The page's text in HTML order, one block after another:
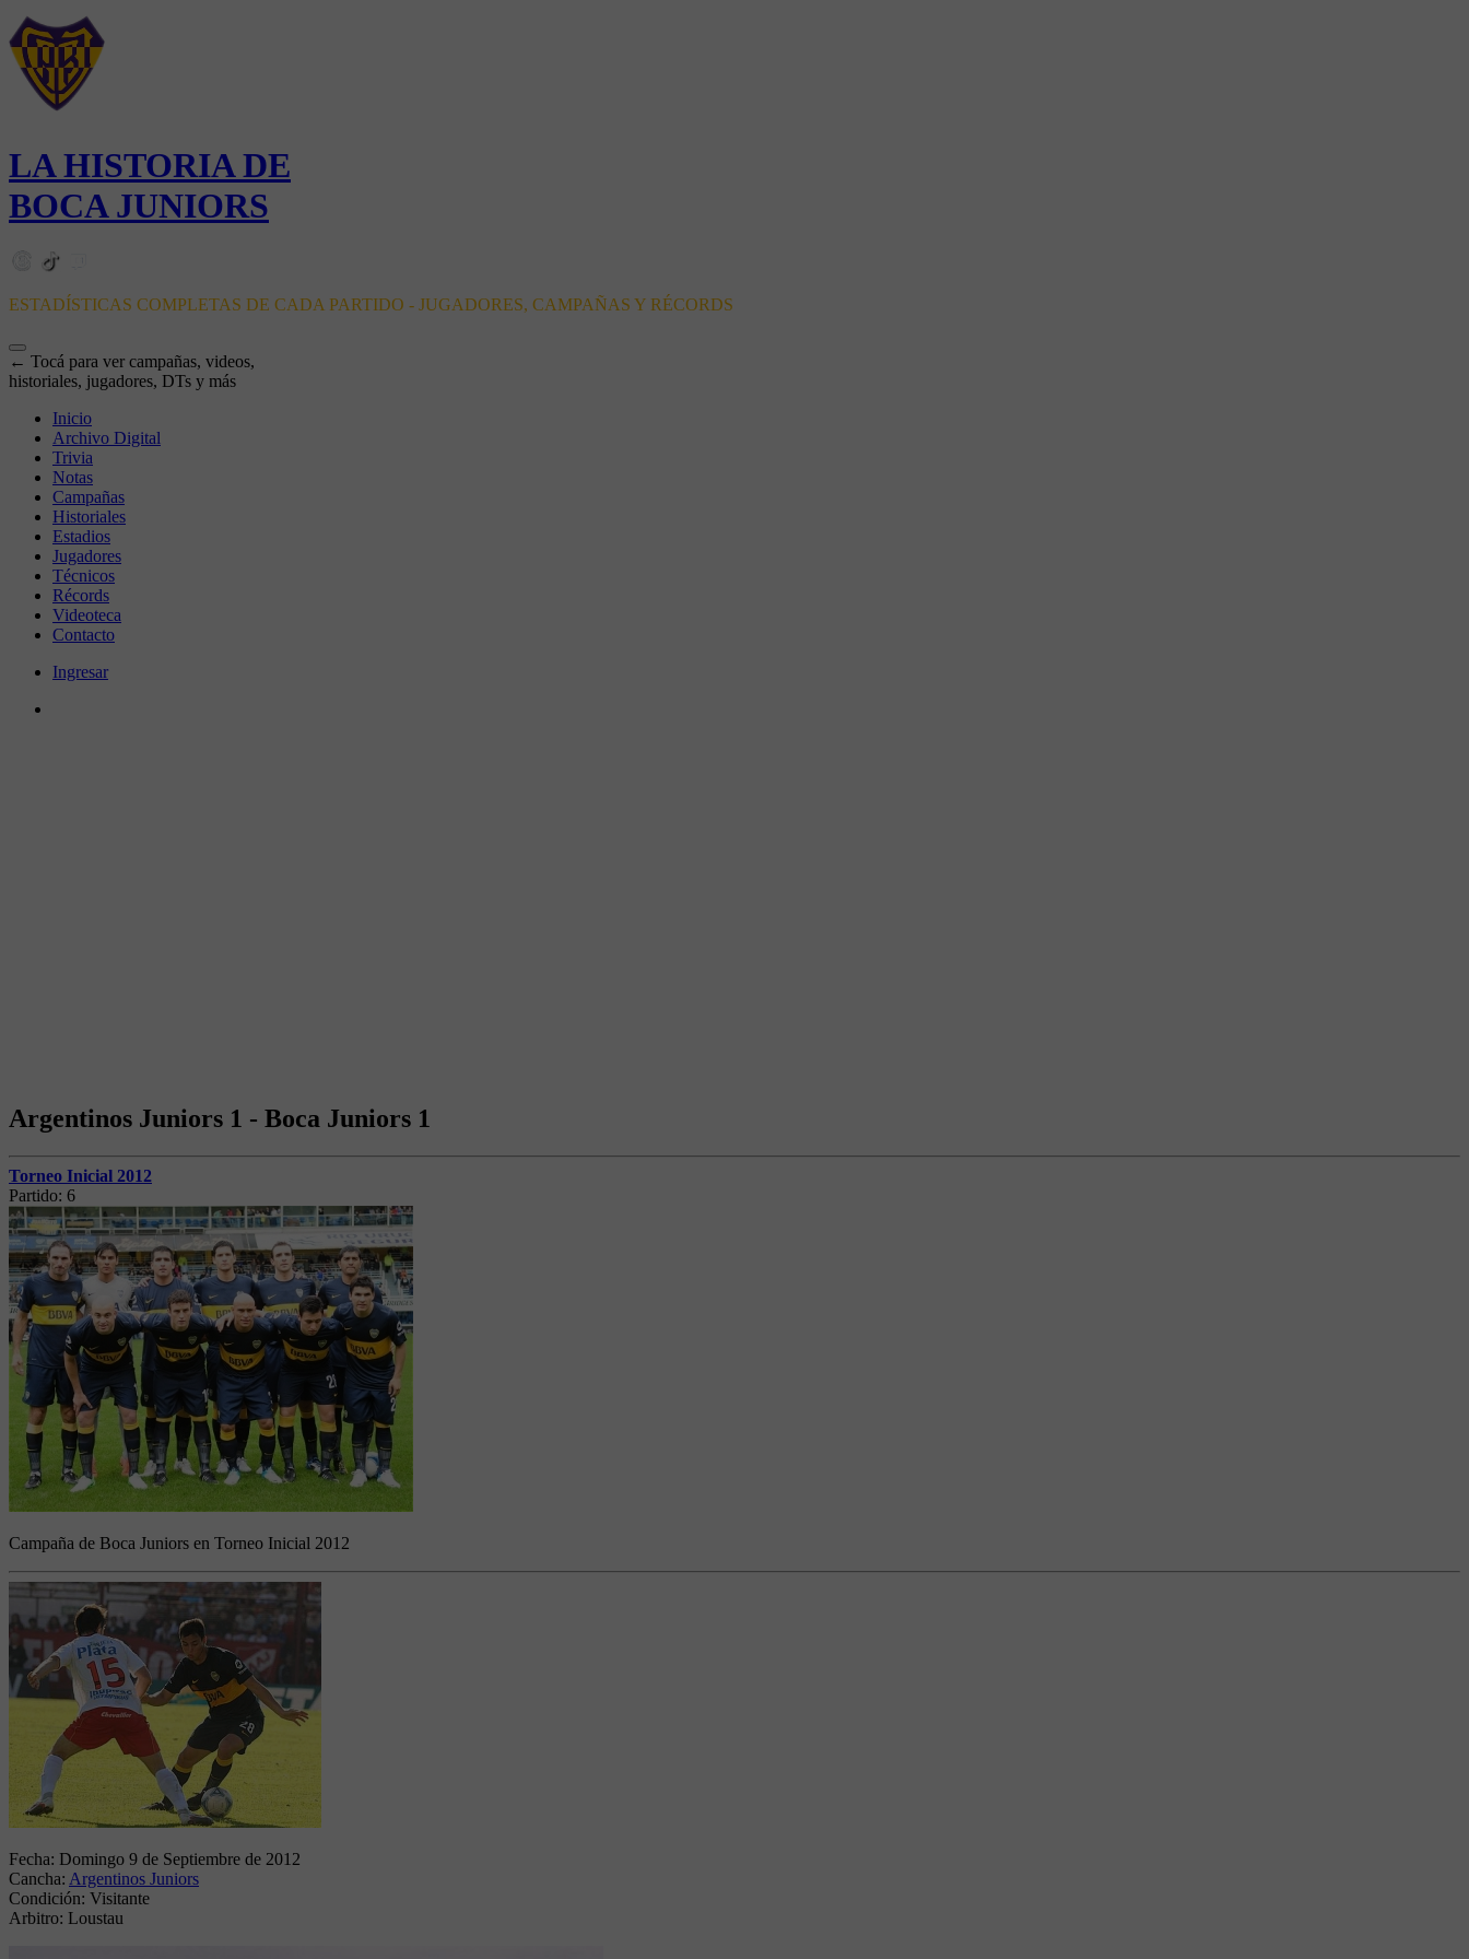
LA HISTORIA DE
BOCA JUNIORS
ESTADÍSTICAS COMPLETAS DE CADA PARTIDO - JUGADORES, CAMPAÑAS Y RÉCORDS
← Tocá para ver campañas, videos,
historiales, jugadores, DTs y más
Inicio
Archivo Digital
Trivia
Notas
Campañas
Historiales
Estadios
Jugadores
Técnicos
Récords
Videoteca
Contacto
Ingresar
Argentinos Juniors 1 - Boca Juniors 1
Torneo Inicial 2012
Partido: 6
Campaña de Boca Juniors en Torneo Inicial 2012
Fecha: Domingo 9 de Septiembre de 2012
Cancha: Argentinos Juniors
Condición: Visitante
Arbitro: Loustau